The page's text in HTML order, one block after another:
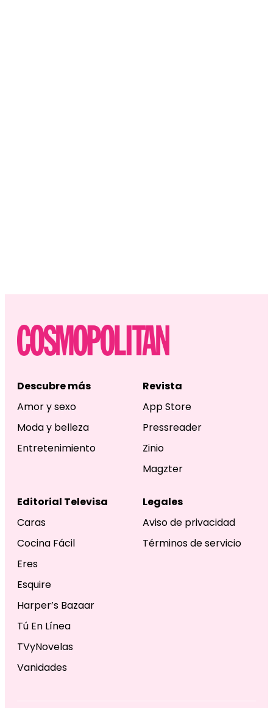
Descubre más
Amor y sexo
Moda y belleza
Entretenimiento
Revista
App Store
Pressreader
Zinio
Magzter
Editorial Televisa
Caras
Cocina Fácil
Eres
Esquire
Harper’s Bazaar
Tú En Línea
TVyNovelas
Vanidades
Legales
Aviso de privacidad
Términos de servicio